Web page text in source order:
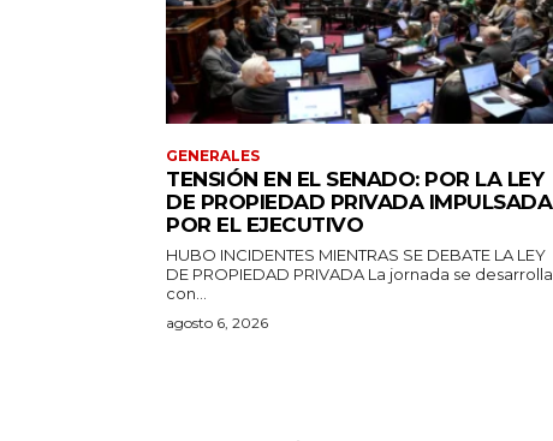
GENERALES
TENSIÓN EN EL SENADO: POR LA LEY
DE PROPIEDAD PRIVADA IMPULSADA
POR EL EJECUTIVO
HUBO INCIDENTES MIENTRAS SE DEBATE LA LEY
DE PROPIEDAD PRIVADA La jornada se desarrolla
con...
agosto 6, 2026